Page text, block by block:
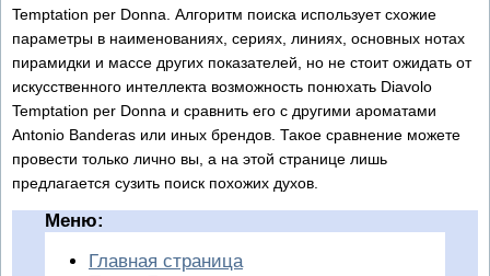
Temptation per Donna. Алгоритм поиска использует схожие
параметры в наименованиях, сериях, линиях, основных нотах
пирамидки и массе других показателей, но не стоит ожидать от
искусственного интеллекта возможность понюхать Diavolo
Temptation per Donna и сравнить его с другими ароматами
Antonio Banderas или иных брендов. Такое сравнение можете
провести только лично вы, а на этой странице лишь
предлагается сузить поиск похожих духов.
Меню:
Главная страница